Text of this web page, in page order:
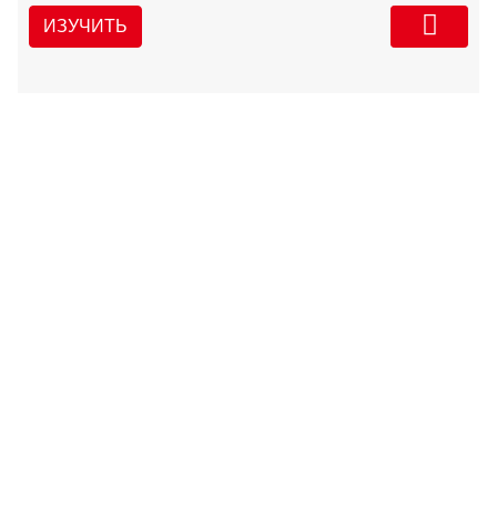
ИЗУЧИТЬ